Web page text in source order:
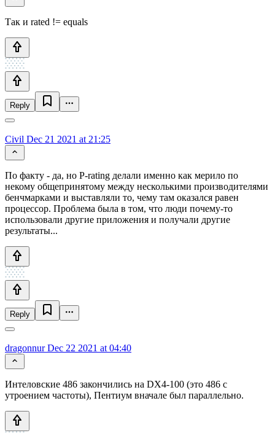
Так и rated != equals
Reply
Civil Dec 21 2021 at 21:25
По факту - да, но P-rating делали именно как мерило по
некому общепринятому между несколькими производителями
бенчмарками и выставляли то, чему там оказался равен
процессор. Проблема была в том, что люди почему-то
использовали другие приложения и получали другие
результаты...
Reply
dragonnurDec 22 2021 at 04:40
Интеловские 486 закончились на DX4-100 (это 486 с
утроением частоты), Пентиум вначале был параллельно.